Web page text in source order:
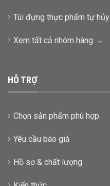
Túi đựng thực phẩm tự hủy
Xem tất cả nhóm hàng →
HỖ TRỢ
Chọn sản phẩm phù hợp
Yêu cầu báo giá
Hồ sơ & chất lượng